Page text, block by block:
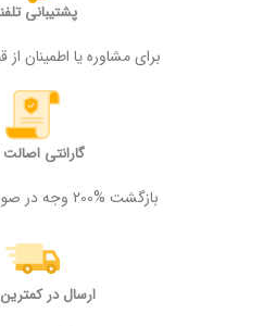
پشتیبانی
برای مشاوره یا اطمینان
گارانتی اصالت
بازگشت %200 وجه در صورت اصلی نبودن
ارسال در